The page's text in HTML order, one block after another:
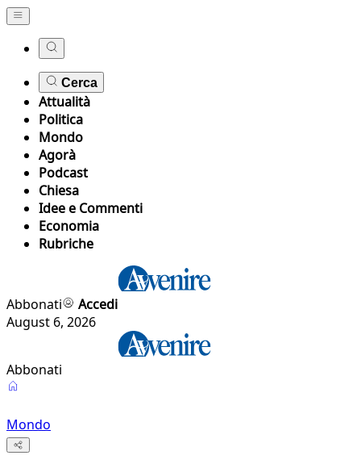
Cerca
Attualità
Politica
Mondo
Agorà
Podcast
Chiesa
Idee e Commenti
Economia
Rubriche
Abbonati
Accedi
August 6, 2026
Abbonati
Mondo